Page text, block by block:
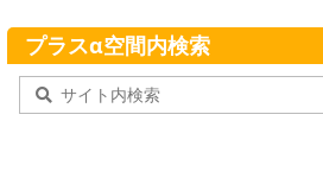
プラスα空間内検索